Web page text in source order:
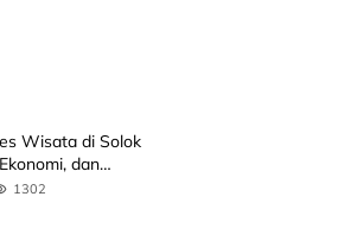
Wisata di Solok
dan
1302